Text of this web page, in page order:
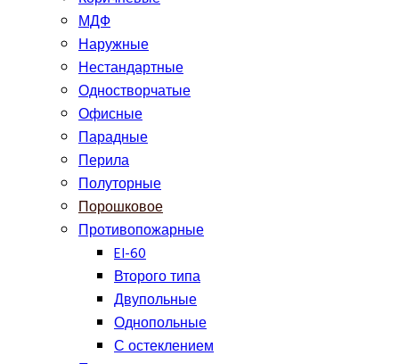
МДФ
Наружные
Нестандартные
Одностворчатые
Офисные
Парадные
Перила
Полуторные
Порошковое
Противопожарные
EI-60
Второго типа
Двупольные
Однопольные
С остеклением